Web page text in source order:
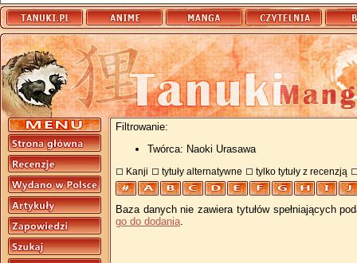
Filtrowanie:
Twórca: Naoki Urasawa
Kanji tytuły alternatywne tylko tytuły z recenzją
Baza danych nie zawiera tytułów spełniających
go do dodania.